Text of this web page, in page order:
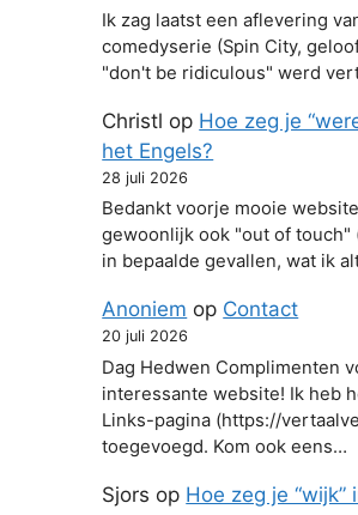
Ik zag laatst een aflevering
comedyserie (Spin City,
"don't be ridiculous" werd
Christl op Hoe zeg je
het Engels?
28 juli 2026
Bedankt voorje mooie
gewoonlijk ook "out of touch"
in bepaalde gevallen, wat ik
Anoniem op Contact
20 juli 2026
Dag Hedwen Complimenten
interessante website! Ik heb
Links-pagina (https://
toegevoegd. Kom ook eens…
Sjors op Hoe zeg je “wijk”